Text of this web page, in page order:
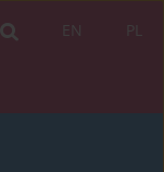
PL
EN